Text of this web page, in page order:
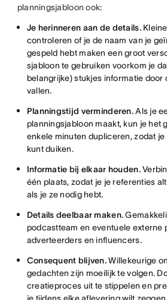
planningsjabloon ook:
Je herinneren aan de details.
controleren of je de naam van je
gespeld hebt maken een groot
sjabloon te gebruiken voorkom je
belangrijke) stukjes informatie door
vallen.
Planningstijd verminderen.Als je
planningsjabloon maakt, kun je het
enkele minuten dupliceren, zodat
kunt duiken.
Informatie bij elkaar houden.
één plaats, zodat je je referenties
als je ze nodig hebt.
Details deelbaar maken.
podcastteam en eventuele externe
adverteerders en influencers.
Consequent blijven.Willekeurige
gedachten zijn moeilijk te volgen.
creatieproces uit te stippelen en